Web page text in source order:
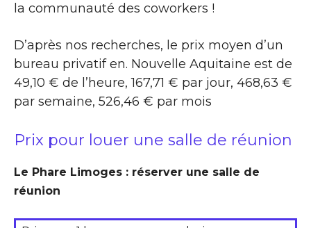
la communauté des coworkers !
D’après nos recherches, le prix moyen d’un
bureau privatif en. Nouvelle Aquitaine est de
49,10 € de l’heure, 167,71 € par jour, 468,63 €
par semaine, 526,46 € par mois
Prix pour louer une salle de réunion
Le Phare Limoges : réserver une salle de
réunion